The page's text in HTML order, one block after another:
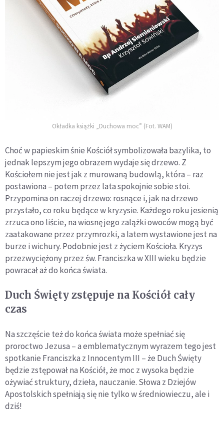
Okładka książki „Duchowa moc” (Fot. WAM)
Choć w papieskim śnie Kościół symbolizowała bazylika, to
jednak lepszym jego obrazem wydaje się drzewo. Z
Kościołem nie jest jak z murowaną budowlą, która – raz
postawiona – potem przez lata spokojnie sobie stoi.
Przypomina on raczej drzewo: rosnące i, jak na drzewo
przystało, co roku będące w kryzysie. Każdego roku jesienią
zrzuca ono liście, na wiosnę jego zalążki owoców mogą być
zaatakowane przez przymrozki, a latem wystawione jest na
burze i wichury. Podobnie jest z życiem Kościoła. Kryzys
przezwyciężony przez św. Franciszka w XIII wieku będzie
powracał aż do końca świata.
Duch Święty zstępuje na Kościół cały
czas
Na szczęście też do końca świata może spełniać się
proroctwo Jezusa – a emblematycznym wyrazem tego jest
spotkanie Franciszka z Innocentym III – że Duch Święty
będzie zstępował na Kościół, że moc z wysoka będzie
ożywiać struktury, dzieła, nauczanie. Słowa z Dziejów
Apostolskich spełniają się nie tylko w średniowieczu, ale i
dziś!